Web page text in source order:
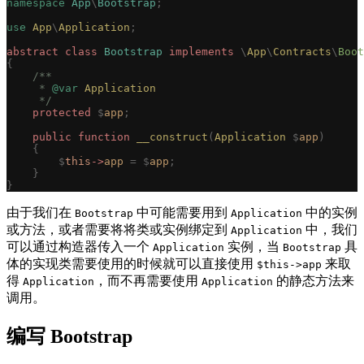
namespace App\ Bootstrap ;
use App\Application ;
abstract class Bootstrap implements \App\ Contracts\
{
    /**
     *
@var Application
     */
    protected
$app ;
    public
function __construct ( Application $app )
    {
        $
this ->app = $app ;
    }
}
由于我们在 Bootstrap 中可能需要用到 Application 中的实例
或方法，或者需要将将类或实例绑定到 Application 中，我们
可以通过构造器传入一个 Application 实例，当 Bootstrap 具
体的实现类需要使用的时候就可以直接使用 $this->app 来取
得 Application ，而不再需要使用 Application 的静态方法来
调用。
编写 Bootstrap